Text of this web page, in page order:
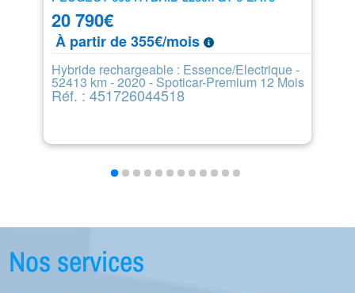
20 790€
À partir de 355€/mois
Hybride rechargeable : Essence/Electrique -
52413 km - 2020 - Spoticar-Premium 12 Mois
Réf. : 451726044518
Nos services